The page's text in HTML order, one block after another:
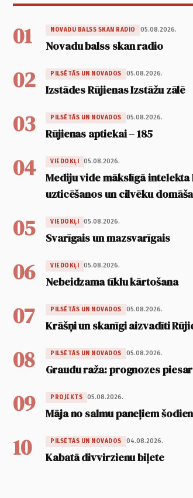
01 NOVADU BALSS SKAN RADIO 05.08.2026.
Novadu balss skan radio
02 PILSĒTĀS UN NOVADOS 05.08.2026.
Izstādes Rūjienas Izstāžu zālē
03 PILSĒTĀS UN NOVADOS 05.08.2026.
Rūjienas aptiekai – 185
04 VIEDOKĻI 05.08.2026.
Mediju vide mākslīgā
uzticēšanos un cilvēku
05 VIEDOKĻI 05.08.2026.
Svarīgais un mazsvarīgais
06 VIEDOKĻI 05.08.2026.
Nebeidzama tīklu kārtošana
07 PILSĒTĀS UN NOVADOS 05.08.2026.
Krāšņi un skanīgi aizvadīti
08 PILSĒTĀS UN NOVADOS 05.08.2026.
Graudu raža: prognozes
09 PROJEKTS 05.08.2026.
Māja no salmu paneļiem
10 PILSĒTĀS UN NOVADOS 04.08.2026.
Kabatā divvirzienu biļete